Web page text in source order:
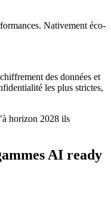
Nativement éco-
des données et
les plus strictes,
horizon 2028 ils
AI ready